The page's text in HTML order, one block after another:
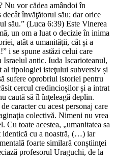
Nu vor cădea amândoi în
decât învăţătorul său; dar orice
său.” (Luca 6:39) Este Vinerea
un om a luat o decizie în inima
atât a umanităţii, cât și a
i se spune astăzi celui care
Israelul antic. Iuda Iscarioteanul,
al tipologiei isteţului subversiv și
sufere oprobriul istoriei pentru
cercul credincioșilor și a intrat
caută să îl înţeleagă deplin.
caracter cu acest personaj care
colectivă. Nimeni nu vrea
Cu toate acestea, „umanitatea sa
identică cu a noastră, (…) iar
foarte similară conștiinţei
profesorul Uraguchi, de la